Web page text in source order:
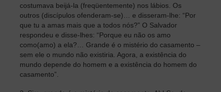
costumava beijá-la (freqüentemente) nos lábios. Os
outros (discípulos ofenderam-se)… e disseram-lhe: “Por
que tu a amas mais que a todos nós?” O Salvador
respondeu e disse-lhes: “Porque eu não os amo
como(amo) a ela?… Grande é o mistério do casamento –
sem ele o mundo não existiria. Agora, a existência do
mundo depende do homem e a existência do homem do
casamento”.